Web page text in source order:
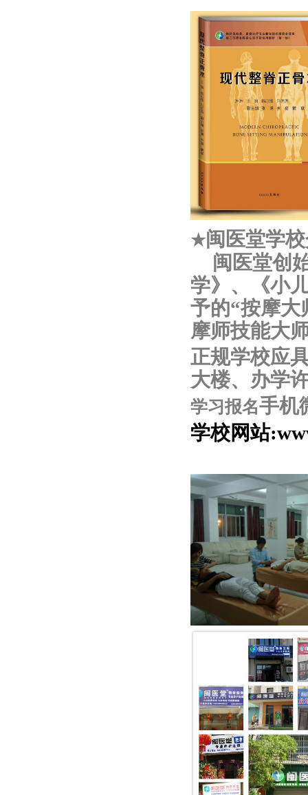
★闽医堂学
闽医堂创
学》、《小
予的“按摩大
摩师技能大
正规学校应
大楼、办学
学习报名手机
学校网站